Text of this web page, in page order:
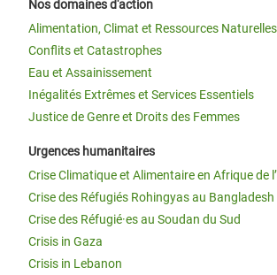
Nos domaines d'action
Alimentation, Climat et Ressources Naturelles
Conflits et Catastrophes
Eau et Assainissement
Inégalités Extrêmes et Services Essentiels
Justice de Genre et Droits des Femmes
Urgences humanitaires
Crise Climatique et Alimentaire en Afrique de
Crise des Réfugiés Rohingyas au Bangladesh
Crise des Réfugié·es au Soudan du Sud
Crisis in Gaza
Crisis in Lebanon